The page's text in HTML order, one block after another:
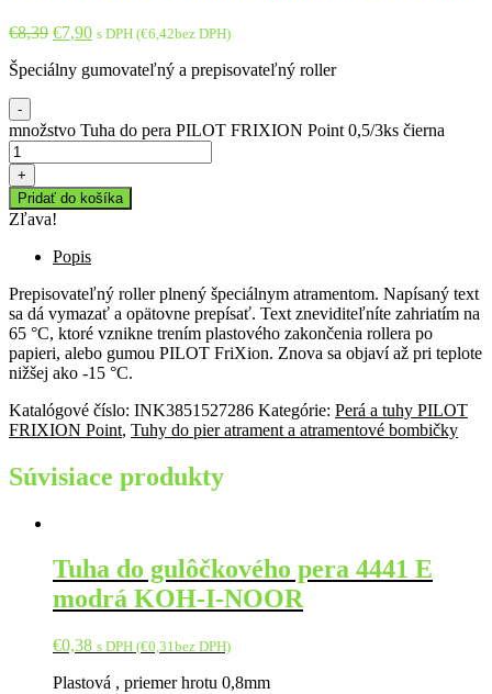
€8,39 €7,90 s DPH (€6,42bez DPH)
Špeciálny gumovateľný a prepisovateľný roller
-
množstvo Tuha do pera PILOT FRIXION Point 0,5/3ks čierna
+
Pridať do košíka
Zľava!
Popis
Prepisovateľný roller plnený špeciálnym atramentom. Napísaný text
sa dá vymazať a opätovne prepísať. Text zneviditeľníte zahriatím na
65 °C, ktoré vznikne trením plastového zakončenia rollera po
papieri, alebo gumou PILOT FriXion. Znova sa objaví až pri teplote
nižšej ako -15 °C.
Katalógové číslo: INK3851527286 Kategórie: Perá a tuhy PILOT
FRIXION Point, Tuhy do pier atrament a atramentové bombičky
Súvisiace produkty
Tuha do gulôčkového pera 4441 E
modrá KOH-I-NOOR
€0,38 s DPH (€0,31bez DPH)
Plastová , priemer hrotu 0,8mm